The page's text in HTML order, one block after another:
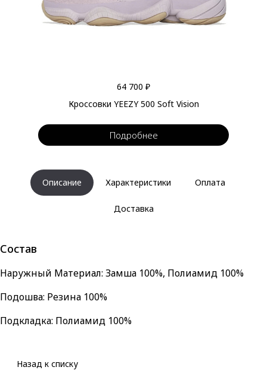
64 700 ₽
Кроссовки YEEZY 500 Soft Vision
Подробнее
Описание Характеристики Оплата
Доставка
Состав
Наружный Материал: Замша 100%, Полиамид 100%
Подошва: Резина 100%
Подкладка: Полиамид 100%
Назад к списку